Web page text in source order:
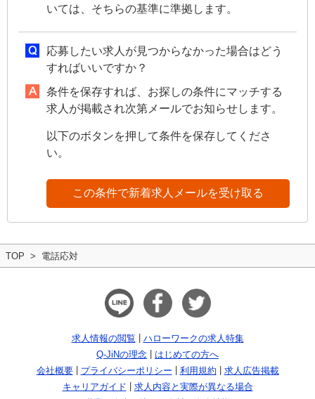
いては、そちらの基準に準拠します。
応募したい求人が見つからなかった場合はどう
すればいいですか？
条件を保存すれば、お探しの条件にマッチする
求人が掲載され次第メールでお知らせします。
以下のボタンを押して条件を保存してくださ
い。
この条件で新着求人メールを受け取る
TOP 電話応対
求人情報の閲覧
ハローワークの求人特集
Q-JiNの理念
はじめての方へ
会社概要
プライバシーポリシー 利用規約
求人広告掲載
キャリアガイド
求人内容と実際が異なる場合